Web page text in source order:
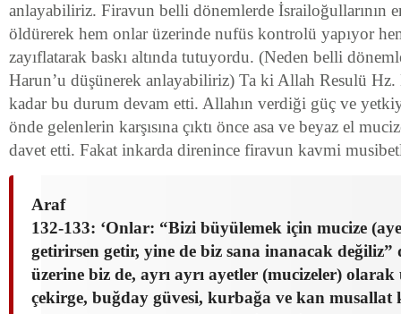
anlayabiliriz. Firavun belli dönemlerde İsrailoğullarının
öldürerek hem onlar üzerinde nufüs kontrolü yapıyor
zayıflatarak baskı altında tutuyordu. (Neden belli
Harun’u düşünerek anlayabiliriz) Ta ki Allah Resulü Hz.
kadar bu durum devam etti. Allahın verdiği güç ve
önde gelenlerin karşısına çıktı önce asa ve beyaz el
davet etti. Fakat inkarda direnince firavun kavmi
Araf
132-133: ‘Onlar: “Bizi büyülemek için mucize
getirirsen getir, yine de biz sana inanacak değiliz”
üzerine biz de, ayrı ayrı ayetler (mucizeler)
çekirge, buğday güvesi, kurbağa ve kan musallat